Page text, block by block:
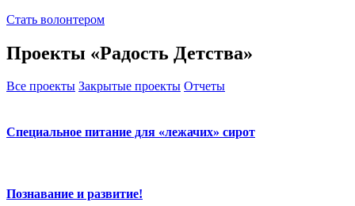
Стать волонтером
Проекты «Радость Детства»
Все проекты Закрытые проекты Отчеты
Специальное питание для «лежачих» сирот
Познавание и развитие!